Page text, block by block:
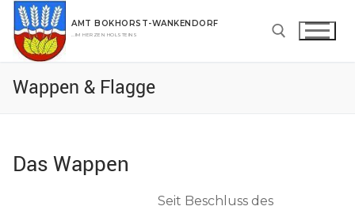
Zum
Inhalt
springen
AMT BOKHORST-WANKENDORF
…IM HERZEN HOLSTEINS
Suchen nach:
Wappen & Flagge
Das Wappen
Seit Beschluss des